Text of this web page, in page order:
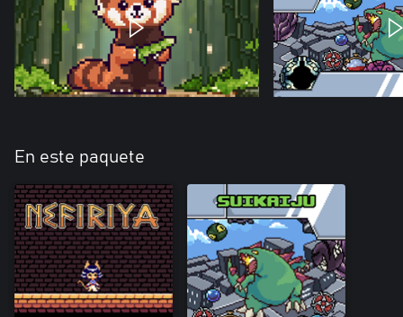
En este paquete